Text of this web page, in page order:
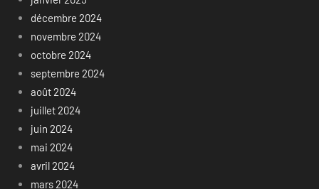
décembre 2024
novembre 2024
octobre 2024
septembre 2024
août 2024
juillet 2024
juin 2024
mai 2024
avril 2024
mars 2024